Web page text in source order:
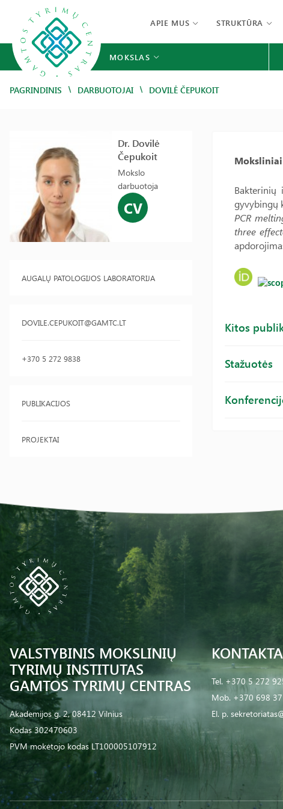
APIE MUS STRUKTŪRA
MOKSLAS
PAGRINDINIS / DARBUOTOJAI / DOVILĖ ČEPUKOIT
Dr. Dovilė
Čepukoit
Mokslo
darbuotoja
CV
AUGALŲ PATOLOGIJOS LABORATORIJA
DOVILE.CEPUKOIT@GAMTC.LT
+370 5 272 9838
PUBLIKACIJOS
PROJEKTAI
gyvybingų
PCR
three
Kitos
Stažuotės
VALSTYBINIS MOKSLINIŲ
TYRIMŲ INSTITUTAS
GAMTOS TYRIMŲ CENTRAS
Akademijos g. 2, 08412 Vilnius
Kodas 302470603
PVM mokėtojo kodas LT100005107912
Tel. +370 5 272
Mob. +370 698
El. p.